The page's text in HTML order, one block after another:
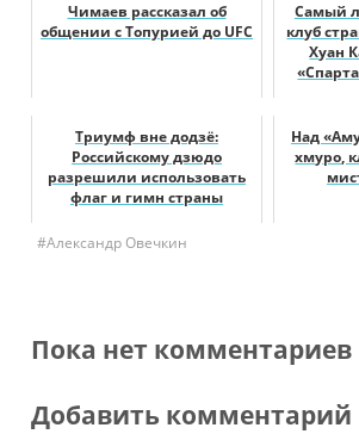
Чимаев рассказал об
общении с Топурией до UFC
Самый
клуб
Хуан
Триумф вне додзё:
Российскому дзюдо
разрешили использовать
флаг и гимн страны
Над
хмуро,
#Александр Овечкин
Пока нет комментариев
Добавить комментарий